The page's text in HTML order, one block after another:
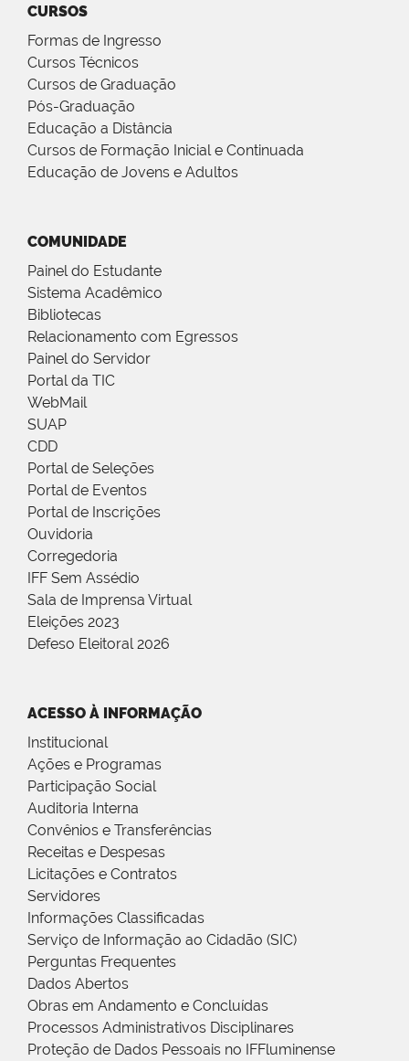
CURSOS
Formas de Ingresso
Cursos Técnicos
Cursos de Graduação
Pós-Graduação
Educação a Distância
Cursos de Formação Inicial e Continuada
Educação de Jovens e Adultos
COMUNIDADE
Painel do Estudante
Sistema Acadêmico
Bibliotecas
Relacionamento com Egressos
Painel do Servidor
Portal da TIC
WebMail
SUAP
CDD
Portal de Seleções
Portal de Eventos
Portal de Inscrições
Ouvidoria
Corregedoria
IFF Sem Assédio
Sala de Imprensa Virtual
Eleições 2023
Defeso Eleitoral 2026
ACESSO À INFORMAÇÃO
Institucional
Ações e Programas
Participação Social
Auditoria Interna
Convênios e Transferências
Receitas e Despesas
Licitações e Contratos
Servidores
Informações Classificadas
Serviço de Informação ao Cidadão (SIC)
Perguntas Frequentes
Dados Abertos
Obras em Andamento e Concluídas
Processos Administrativos Disciplinares
Proteção de Dados Pessoais no IFFluminense